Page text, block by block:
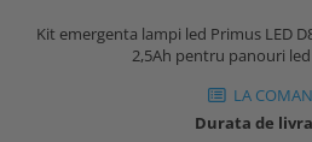
Kit emergenta lampi led Primus LED
2,5Ah pentru panouri led
LA
Durata de